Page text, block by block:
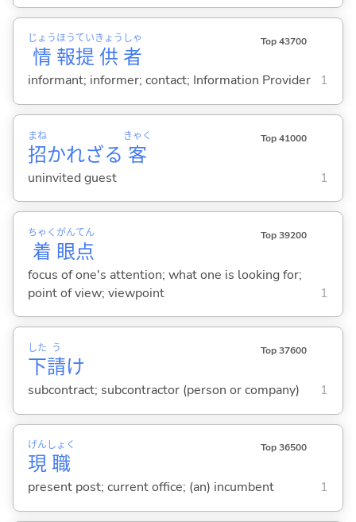
情
じょう
報
ほう
提
てい
供
きょう
者
しゃ Top 43700
informant; informer; contact; Information Provider 1
招
まね
かれざる 客
きゃく Top 41000
uninvited guest 1
着
ちゃく
眼
がん
点
てん Top 39200
focus of one's attention; what one is looking for;
point of view; viewpoint
1
下
した
請
う
け
Top 37600
subcontract; subcontractor (person or company) 1
現
げん
職
しょく Top 36500
present post; current office; (an) incumbent 1